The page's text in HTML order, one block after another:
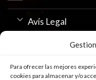
Para ofrecer las mejores
cookies para almacenar y/o
Avís Legal
Política de Privacitat
Us de Cookies